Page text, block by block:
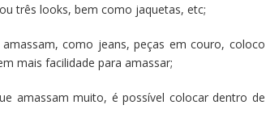
três looks, bem como jaquetas, etc;
como jeans, peças em couro, coloco
mais facilidade para amassar;
amassam muito, é possível colocar dentro de